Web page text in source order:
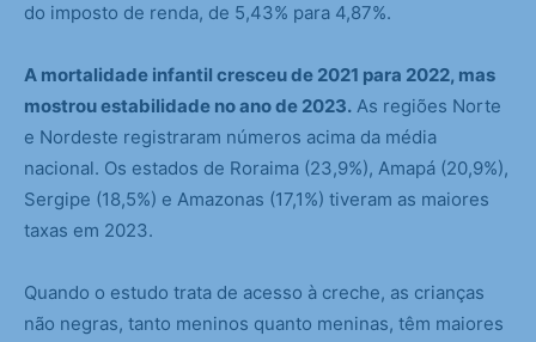
do imposto de renda, de 5,43% para 4,87%.
A mortalidade infantil cresceu de 2021 para 2022, mas
mostrou estabilidade no ano de 2023. As regiões Norte
e Nordeste registraram números acima da média
nacional. Os estados de Roraima (23,9%), Amapá (20,9%),
Sergipe (18,5%) e Amazonas (17,1%) tiveram as maiores
taxas em 2023.
Quando o estudo trata de acesso à creche, as crianças
não negras, tanto meninos quanto meninas, têm maiores